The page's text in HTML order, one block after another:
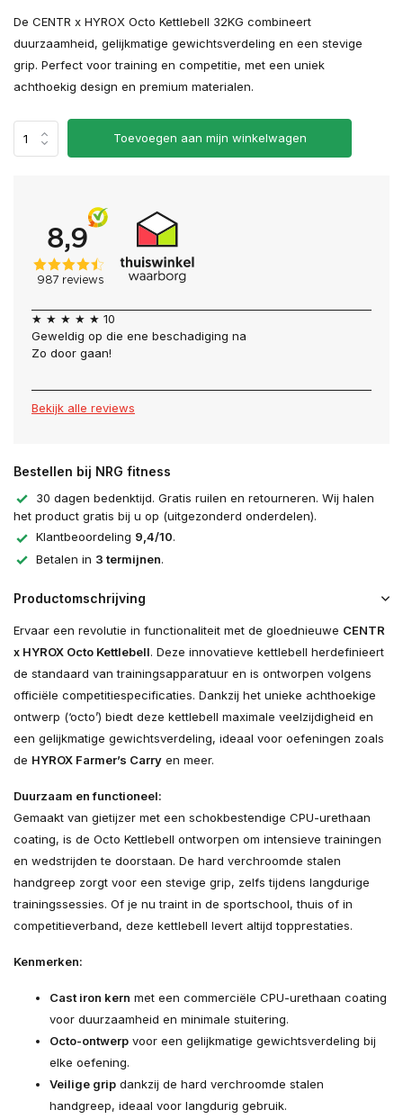
De CENTR x HYROX Octo Kettlebell 32KG combineert
duurzaamheid, gelijkmatige gewichtsverdeling en een stevige
grip. Perfect voor training en competitie, met een uniek
achthoekig design en premium materialen.
Toevoegen aan mijn winkelwagen
★ ★ ★ ★ ★ 10
Geweldig op die ene beschadiging na
Zo door gaan!
Bekijk alle reviews
Bestellen bij NRG fitness
30 dagen bedenktijd. Gratis ruilen en retourneren. Wij halen
het product gratis bij u op (uitgezonderd onderdelen).
Klantbeoordeling 9,4/10.
Betalen in 3 termijnen.
Productomschrijving
Ervaar een revolutie in functionaliteit met de gloednieuwe CENTR
x HYROX Octo Kettlebell. Deze innovatieve kettlebell herdefinieert
de standaard van trainingsapparatuur en is ontworpen volgens
officiële competitiespecificaties. Dankzij het unieke achthoekige
ontwerp (‘octo’) biedt deze kettlebell maximale veelzijdigheid en
een gelijkmatige gewichtsverdeling, ideaal voor oefeningen zoals
de HYROX Farmer’s Carry en meer.
Duurzaam en functioneel:
Gemaakt van gietijzer met een schokbestendige CPU-urethaan
coating, is de Octo Kettlebell ontworpen om intensieve trainingen
en wedstrijden te doorstaan. De hard verchroomde stalen
handgreep zorgt voor een stevige grip, zelfs tijdens langdurige
trainingssessies. Of je nu traint in de sportschool, thuis of in
competitieverband, deze kettlebell levert altijd topprestaties.
Kenmerken:
Cast iron kern met een commerciële CPU-urethaan coating
voor duurzaamheid en minimale stuitering.
Octo-ontwerp voor een gelijkmatige gewichtsverdeling bij
elke oefening.
Veilige grip dankzij de hard verchroomde stalen
handgreep, ideaal voor langdurig gebruik.